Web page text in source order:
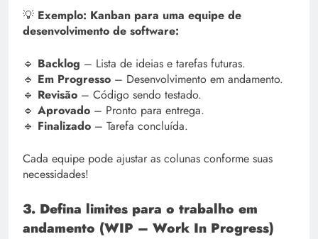
💡 Exemplo: Kanban para uma equipe de
desenvolvimento de software:
🔹 Backlog – Lista de ideias e tarefas futuras.
🔹 Em Progresso – Desenvolvimento em andamento.
🔹 Revisão – Código sendo testado.
🔹 Aprovado – Pronto para entrega.
🔹 Finalizado – Tarefa concluída.
Cada equipe pode ajustar as colunas conforme suas
necessidades!
3. Defina limites para o trabalho em
andamento (WIP – Work In Progress)